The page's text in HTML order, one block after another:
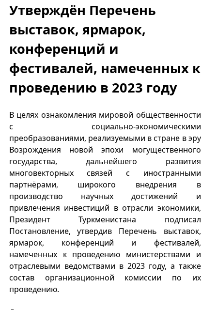
Утверждён Перечень
выставок, ярмарок,
конференций и
фестивалей, намеченных к
проведению в 2023 году
В целях ознакомления мировой общественности
с социально-экономическими
преобразованиями, реализуемыми в стране в эру
Возрождения новой эпохи могущественного
государства, дальнейшего развития
многовекторных связей с иностранными
партнёрами, широкого внедрения в
производство научных достижений и
привлечения инвестиций в отрасли экономики,
Президент Туркменистана подписал
Постановление, утвердив Перечень выставок,
ярмарок, конференций и фестивалей,
намеченных к проведению министерствами и
отраслевыми ведомствами в 2023 году, а также
состав организационной комиссии по их
проведению.